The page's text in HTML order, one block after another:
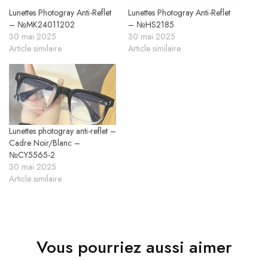
Lunettes Photogray Anti-Reflet
– №MK24011202
30 mai 2025
Article similaire
Lunettes Photogray Anti-Reflet
– №HS2185
30 mai 2025
Article similaire
Lunettes photogray anti-reflet –
Cadre Noir/Blanc –
№CY5565-2
30 mai 2025
Article similaire
Vous pourriez aussi aimer